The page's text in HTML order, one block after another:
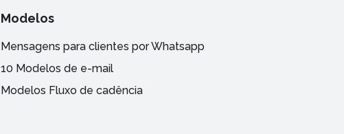
Modelos
Mensagens para clientes por Whatsapp
10 Modelos de e-mail
Modelos Fluxo de cadência